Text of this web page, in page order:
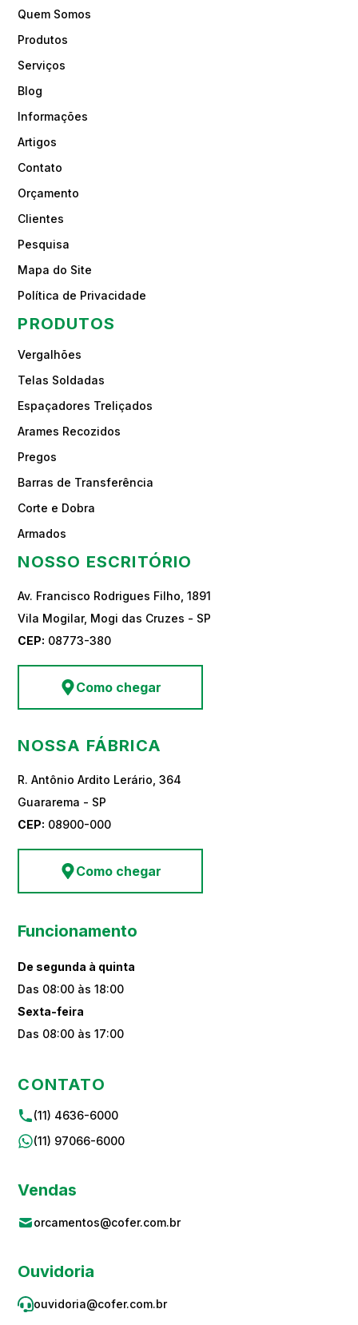
Quem Somos
Produtos
Serviços
Blog
Informações
Artigos
Contato
Orçamento
Clientes
Pesquisa
Mapa do Site
Política de Privacidade
PRODUTOS
Vergalhões
Telas Soldadas
Espaçadores Treliçados
Arames Recozidos
Pregos
Barras de Transferência
Corte e Dobra
Armados
NOSSO ESCRITÓRIO
Av. Francisco Rodrigues Filho, 1891
Vila Mogilar, Mogi das Cruzes - SP
CEP: 08773-380
Como chegar
NOSSA FÁBRICA
R. Antônio Ardito Lerário, 364
Guararema - SP
CEP: 08900-000
Como chegar
Funcionamento
De segunda à quinta
Das 08:00 às 18:00
Sexta-feira
Das 08:00 às 17:00
CONTATO
(11) 4636-6000
(11) 97066-6000
Vendas
orcamentos@cofer.com.br
Ouvidoria
ouvidoria@cofer.com.br